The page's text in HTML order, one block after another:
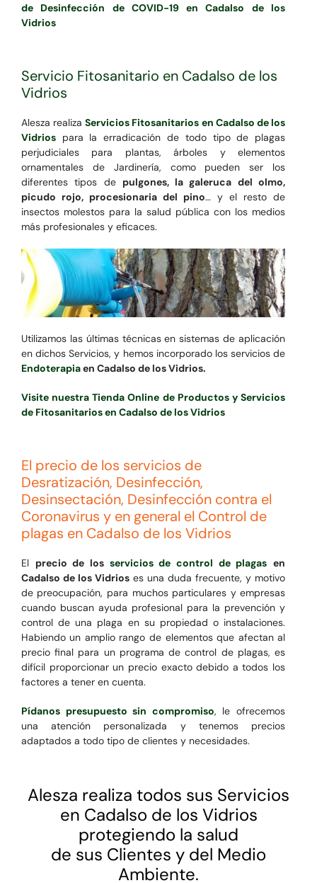
de Desinfección de COVID-19 en Cadalso de los
Vidrios
Servicio Fitosanitario en Cadalso de los
Vidrios
Alesza realizaServicios Fitosanitarios en Cadalso de los
Vidriospara la erradicación de todo tipo de plagas
perjudiciales para plantas, árboles y elementos
ornamentales de Jardinería, como pueden ser los
diferentes tipos de pulgones, la galeruca del olmo,
picudo rojo, procesionaria del pino… y el resto de
insectos molestos para la salud pública con los medios
más profesionales y eficaces.
Utilizamos las últimas técnicas en sistemas de aplicación
en dichos Servicios, y hemos incorporado los servicios de
Endoterapiaen Cadalso de los Vidrios.
Visite nuestra Tienda Online de Productos y Servicios
de Fitosanitarios en Cadalso de los Vidrios
El precio de los servicios de
Desratización, Desinfección,
Desinsectación, Desinfección contra el
Coronavirus y en general el Control de
plagas en Cadalso de los Vidrios
El precio de los servicios de control de plagas en
Cadalso de los Vidrios es una duda frecuente, y motivo
de preocupación, para muchos particulares y empresas
cuando buscan ayuda profesional para la prevención y
control de una plaga en su propiedad o instalaciones.
Habiendo un amplio rango de elementos que afectan al
precio final para un programa de control de plagas, es
difícil proporcionar un precio exacto debido a todos los
factores a tener en cuenta.
Pídanos presupuesto sin compromiso, le ofrecemos
una atención personalizada y tenemos precios
adaptados a todo tipo de clientes y necesidades.
Alesza realiza todos sus Servicios
en Cadalso de los Vidrios
protegiendo la salud
de sus Clientes y del Medio
Ambiente.